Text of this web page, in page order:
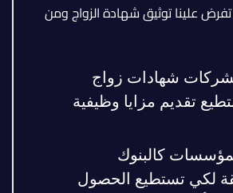
علينا توثيق شهادة الزواج ومن
شهادات زواج
تقديم مزايا وظيفية
كالبنوك
لكي تستطيع الحصول